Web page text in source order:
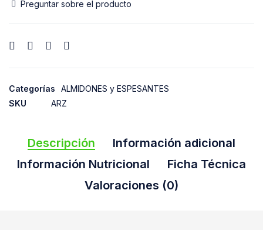
Preguntar sobre el producto
Categorías
ALMIDONES y ESPESANTES
SKU
ARZ
Descripción
Información adicional
Información Nutricional
Ficha Técnica
Valoraciones (0)